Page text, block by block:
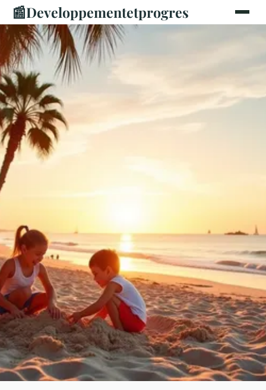
📰Developpementetprogres